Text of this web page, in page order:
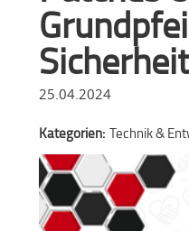
Sicherheit
25.04.2024
Kategorien: Technik &